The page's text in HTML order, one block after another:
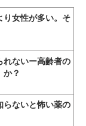
り女性が多い。そ
れないー高齢者の
？
らないと怖い薬の